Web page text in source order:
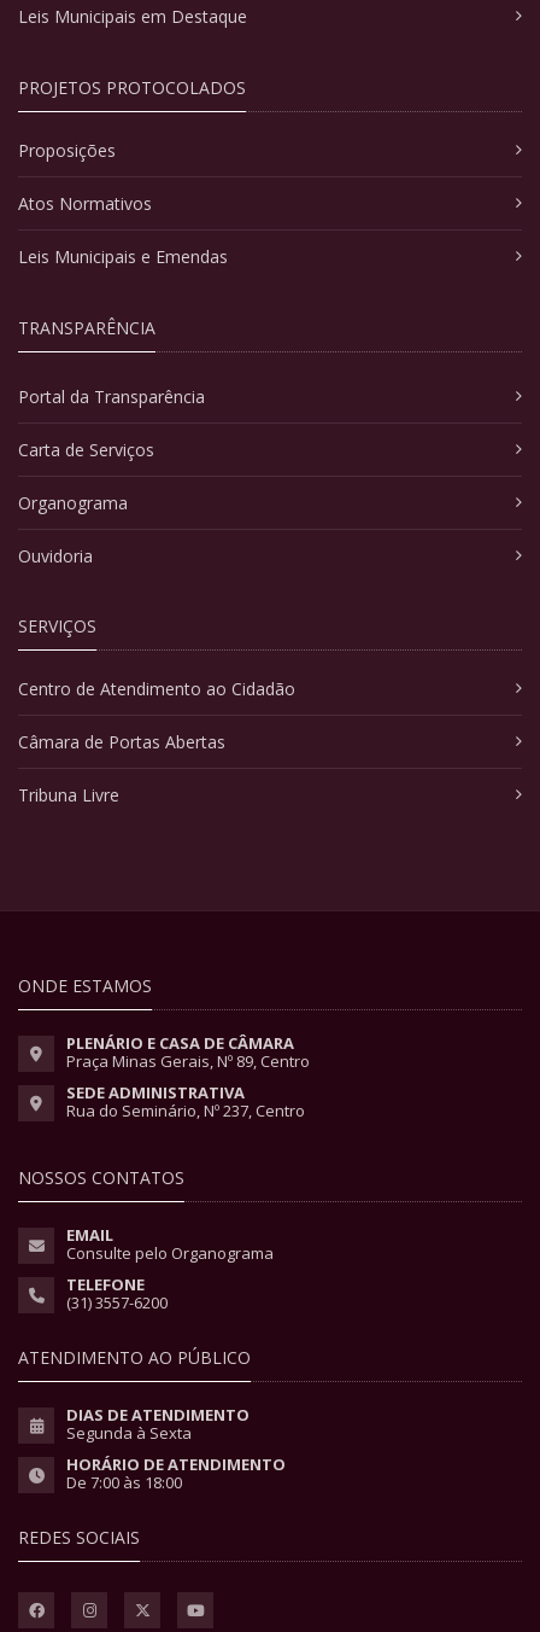
Leis Municipais em Destaque
PROJETOS PROTOCOLADOS
Proposições
Atos Normativos
Leis Municipais e Emendas
TRANSPARÊNCIA
Portal da Transparência
Carta de Serviços
Organograma
Ouvidoria
SERVIÇOS
Centro de Atendimento ao Cidadão
Câmara de Portas Abertas
Tribuna Livre
ONDE ESTAMOS
PLENÁRIO E CASA DE CÂMARA
Praça Minas Gerais, Nº 89, Centro
SEDE ADMINISTRATIVA
Rua do Seminário, Nº 237, Centro
NOSSOS CONTATOS
EMAIL
Consulte pelo Organograma
TELEFONE
(31) 3557-6200
ATENDIMENTO AO PÚBLICO
DIAS DE ATENDIMENTO
Segunda à Sexta
HORÁRIO DE ATENDIMENTO
De 7:00 às 18:00
REDES SOCIAIS